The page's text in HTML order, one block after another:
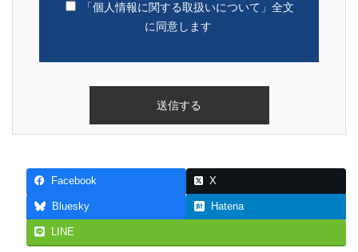
c) 個人情報の利用目的
当社へのお問合せについてのご回答及びご
一部を外部に委託する場合を除き、本人の
せん。
e) 個人情報の取扱いの委託を行う場合
当社は、業務運営上、お客様により良いサ
部に委託することがあります。この場合、
「個人情報に関する取扱いについて」全文
に同意します
Facebook X
Bluesky Hatena
LINE